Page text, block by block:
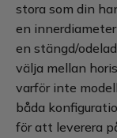
stora som din
en
en stängd/
välja mellan
varför inte
båda
för att leverera